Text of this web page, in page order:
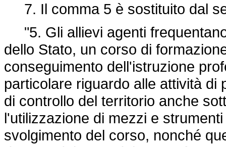
7. Il comma 5 è sostituito dal
"5. Gli allievi agenti
dello Stato, un corso di
conseguimento dell'istruzione
particolare riguardo alle attività di
di controllo del territorio anche
l'utilizzazione di mezzi e
svolgimento del corso, nonché